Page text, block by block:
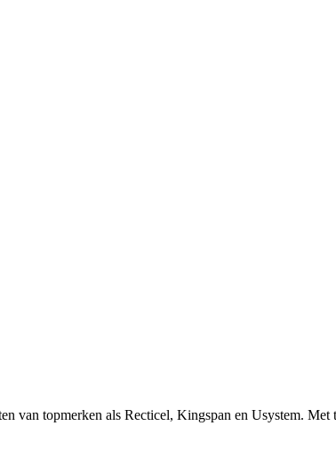
topmerken als Recticel, Kingspan en Usystem. Met